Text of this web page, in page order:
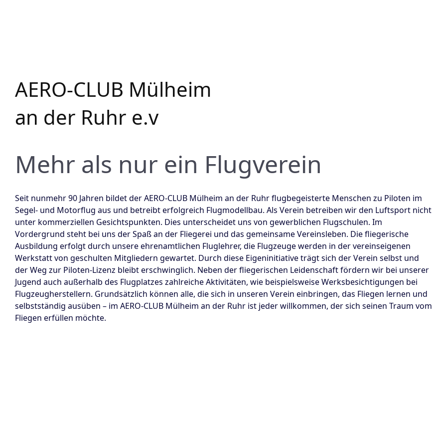
AERO-CLUB Mülheim
an der Ruhr e.v
Mehr als nur ein Flugverein
Seit nunmehr 90 Jahren bildet der AERO-CLUB Mülheim an der Ruhr flugbegeisterte Menschen zu Piloten im
Segel- und Motorflug aus und betreibt erfolgreich Flugmodellbau. Als Verein betreiben wir den Luftsport nicht
unter kommerziellen Gesichtspunkten. Dies unterscheidet uns von gewerblichen Flugschulen. Im
Vordergrund steht bei uns der Spaß an der Fliegerei und das gemeinsame Vereinsleben. Die fliegerische
Ausbildung erfolgt durch unsere ehrenamtlichen Fluglehrer, die Flugzeuge werden in der vereinseigenen
Werkstatt von geschulten Mitgliedern gewartet. Durch diese Eigeninitiative trägt sich der Verein selbst und
der Weg zur Piloten-Lizenz bleibt erschwinglich. Neben der fliegerischen Leidenschaft fördern wir bei unserer
Jugend auch außerhalb des Flugplatzes zahlreiche Aktivitäten, wie beispielsweise Werksbesichtigungen bei
Flugzeugherstellern. Grundsätzlich können alle, die sich in unseren Verein einbringen, das Fliegen lernen und
selbstständig ausüben – im AERO-CLUB Mülheim an der Ruhr ist jeder willkommen, der sich seinen Traum vom
Fliegen erfüllen möchte.